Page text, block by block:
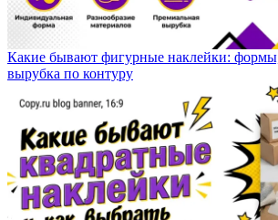
Какие бывают фигурные наклейки:
вырубка по контуру